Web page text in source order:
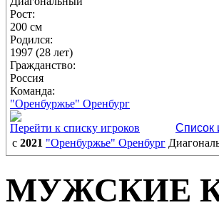
Рост:
200 см
Родился:
1997 (28 лет)
Гражданство:
Россия
Команда:
"Оренбуржье" Оренбург
Перейти к списку игроков
Список
с 2021 "Оренбуржье" Оренбург
МУЖСКИЕ